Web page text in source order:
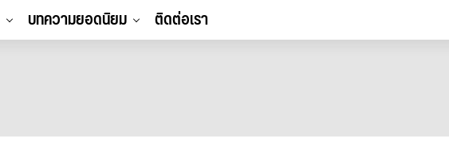
บทความยอดนิยม ติดต่อเรา